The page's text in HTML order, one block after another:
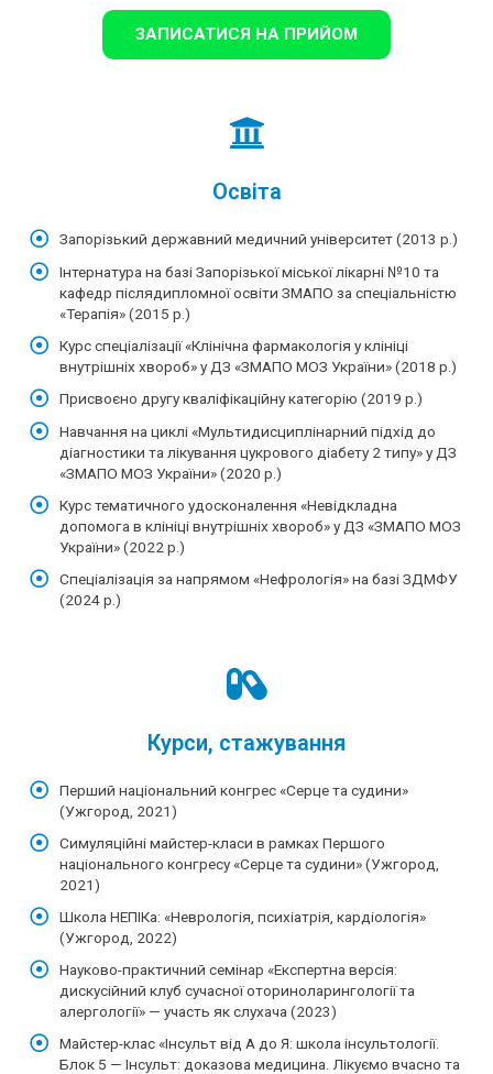
ЗАПИСАТИСЯ НА ПРИЙОМ
Освіта
Запорізький державний медичний університет (2013 р.)
Інтернатура на базі Запорізької міської лікарні №10 та
кафедр післядипломної освіти ЗМАПО за спеціальністю
«Терапія» (2015 р.)
Курс спеціалізації «Клінічна фармакологія у клініці
внутрішніх хвороб» у ДЗ «ЗМАПО МОЗ України» (2018 р.)
Присвоєно другу кваліфікаційну категорію (2019 р.)
Навчання на циклі «Мультидисциплінарний підхід до
діагностики та лікування цукрового діабету 2 типу» у ДЗ
«ЗМАПО МОЗ України» (2020 р.)
Курс тематичного удосконалення «Невідкладна
допомога в клініці внутрішніх хвороб» у ДЗ «ЗМАПО МОЗ
України» (2022 р.)
Спеціалізація за напрямом «Нефрологія» на базі ЗДМФУ
(2024 р.)
Курси, стажування
Перший національний конгрес «Серце та судини»
(Ужгород, 2021)
Симуляційні майстер-класи в рамках Першого
національного конгресу «Серце та судини» (Ужгород,
2021)
Школа НЕПІКа: «Неврологія, психіатрія, кардіологія»
(Ужгород, 2022)
Науково-практичний семінар «Експертна версія:
дискусійний клуб сучасної оториноларингології та
алергології» — участь як слухача (2023)
Майстер-клас «Інсульт від А до Я: школа інсультології.
Блок 5 — Інсульт: доказова медицина. Лікуємо вчасно та